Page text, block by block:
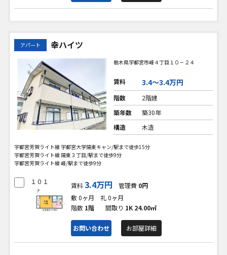
アパート 幸ハイツ
栃木県宇都宮市峰４丁目１０－２４
賃料 3.4〜3.4万円
階数
2階建
築年数
築30年
構造
木造
宇都宮芳賀ライト線 宇都宮大学陽東キャン/駅まで徒歩15分
宇都宮芳賀ライト線 陽東３丁目/駅まで徒歩9分
宇都宮芳賀ライト線 峰/駅まで徒歩9分
１０１ 賃料3.4万円 管理費 0円
敷 0ヶ月
礼 0ヶ月
階数 1階 間取り 1K 24.00㎡
お問い合わせ お部屋詳細